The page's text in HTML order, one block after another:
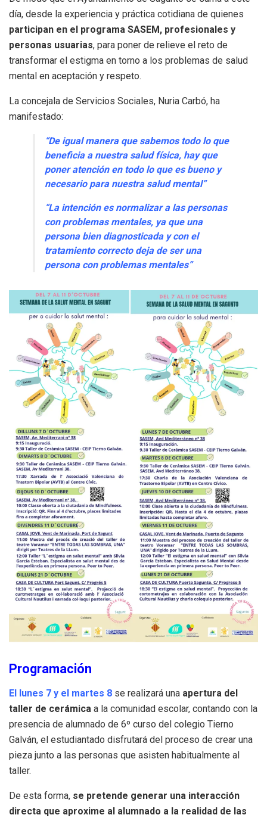
día, desde la experiencia y práctica cotidiana de quienes
participan en el programa SASEM, profesionales y
personas usuarias, para poner de relieve el reto de
transformar el estigma en torno a los problemas de salud
mental en aceptación y respeto.
La concejala de Servicios Sociales, Nuria Carbó, ha
manifestado:
“De igual manera que sabemos todo lo que
beneficia a nuestra salud física, hay que
poner atención en todo lo que es bueno y
necesario para nuestra salud mental”
“La intención es normalizar a las personas
con problemas mentales, ya que una
persona bien diagnosticada y con el
tratamiento correcto deja de ser una
persona con problemas mentales”
Programación
El lunes 7 y el martes 8 se realizará una apertura del
taller de cerámica a la comunidad escolar, contando con la
presencia de alumnado de 6º curso del colegio Tierno
Galván, el estudiantado disfrutará del proceso de crear una
pieza junto a las personas que asisten habitualmente al
taller.
De esta forma, se pretende generar una interacción
directa que aproxime al alumnado a la realidad de las